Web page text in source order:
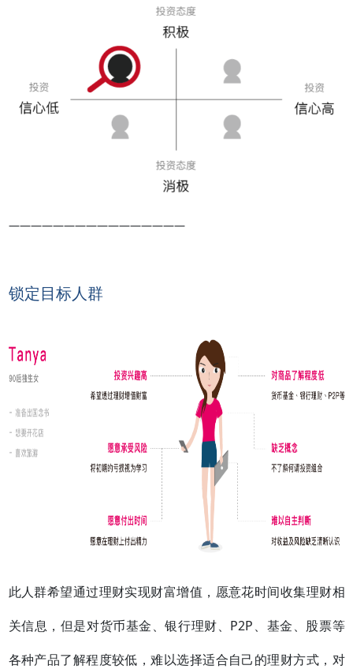
————————————————
锁定目标人群
此人群希望通过理财实现财富增值，愿意花时间收集理财相
关信息，但是对货币基金、银行理财、P2P、基金、股票等
各种产品了解程度较低，难以选择适合自己的理财方式，对